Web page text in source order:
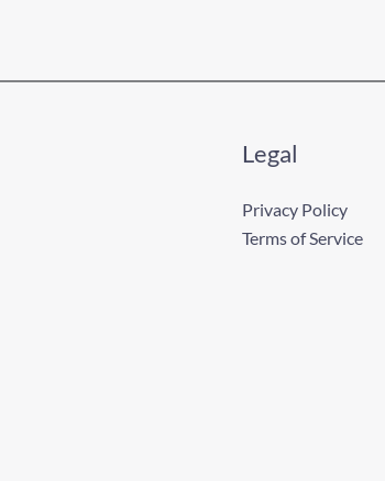
Legal
Privacy Policy
Terms of Service